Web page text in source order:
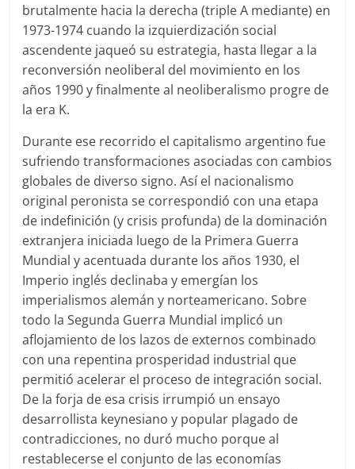
brutalmente hacia la derecha (triple A mediante) en
1973-1974 cuando la izquierdización social
ascendente jaqueó su estrategia, hasta llegar a la
reconversión neoliberal del movimiento en los
años 1990 y finalmente al neoliberalismo progre de
la era K.
Durante ese recorrido el capitalismo argentino fue
sufriendo transformaciones asociadas con cambios
globales de diverso signo. Así el nacionalismo
original peronista se correspondió con una etapa
de indefinición (y crisis profunda) de la dominación
extranjera iniciada luego de la Primera Guerra
Mundial y acentuada durante los años 1930, el
Imperio inglés declinaba y emergían los
imperialismos alemán y norteamericano. Sobre
todo la Segunda Guerra Mundial implicó un
aflojamiento de los lazos de externos combinado
con una repentina prosperidad industrial que
permitió acelerar el proceso de integración social.
De la forja de esa crisis irrumpió un ensayo
desarrollista keynesiano y popular plagado de
contradicciones, no duró mucho porque al
restablecerse el conjunto de las economías